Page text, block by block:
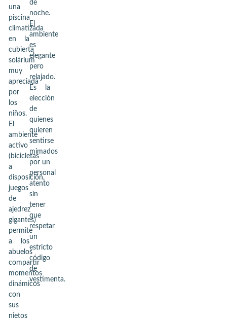
una
piscina
climatizada
en la
cubierta
solárium
muy
apreciada
por
los
niños.
El
ambiente
activo
(bicicletas
a
disposición,
juegos
de
ajedrez
gigantes)
permite
a los
abuelos
compartir
momentos
dinámicos
con
sus
nietos
de
noche.
El
ambiente
es
elegante
pero
relajado.
Es la
elección
de
quienes
quieren
sentirse
mimados
por un
personal
atento
sin
tener
que
respetar
un
estricto
código
de
vestimenta.